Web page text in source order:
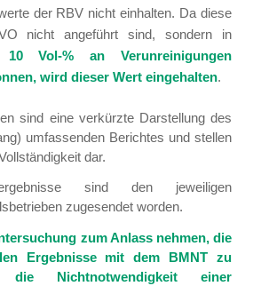
der RBV nicht einhalten. Da diese
nicht angeführt sind, sondern in
10 Vol-% an Verunreinigungen
wird dieser Wert eingehalten.
sind eine verkürzte Darstellung des
umfassenden Berichtes und stellen
dar.
sind den jeweiligen
zugesendet worden.
zum Anlass nehmen, die
Ergebnisse mit dem BMNT zu
Nichtnotwendigkeit einer